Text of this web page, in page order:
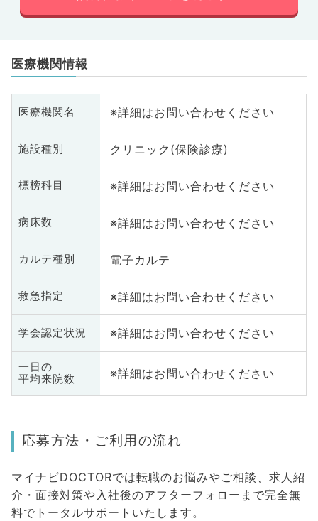
医療機関情報
医療機関名 ※詳細はお問い合わせください
施設種別 クリニック(保険診療)
標榜科目 ※詳細はお問い合わせください
病床数 ※詳細はお問い合わせください
カルテ種別 電子カルテ
救急指定 ※詳細はお問い合わせください
学会認定状況 ※詳細はお問い合わせください
一日の
平均来院数
※詳細はお問い合わせください
応募方法・ご利用の流れ
マイナビDOCTORでは転職のお悩みやご相談、求人紹
介・面接対策や入社後のアフターフォローまで完全無
料でトータルサポートいたします。